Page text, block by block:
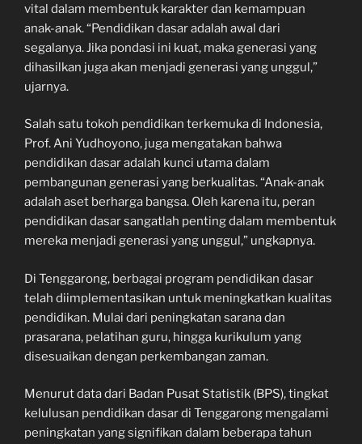
vital dalam membentuk karakter dan kemampuan
anak-anak. “Pendidikan dasar adalah awal dari
segalanya. Jika pondasi ini kuat, maka generasi yang
dihasilkan juga akan menjadi generasi yang unggul,”
ujarnya.
Salah satu tokoh pendidikan terkemuka di Indonesia,
Prof. Ani Yudhoyono, juga mengatakan bahwa
pendidikan dasar adalah kunci utama dalam
pembangunan generasi yang berkualitas. “Anak-anak
adalah aset berharga bangsa. Oleh karena itu, peran
pendidikan dasar sangatlah penting dalam membentuk
mereka menjadi generasi yang unggul,” ungkapnya.
Di Tenggarong, berbagai program pendidikan dasar
telah diimplementasikan untuk meningkatkan kualitas
pendidikan. Mulai dari peningkatan sarana dan
prasarana, pelatihan guru, hingga kurikulum yang
disesuaikan dengan perkembangan zaman.
Menurut data dari Badan Pusat Statistik (BPS), tingkat
kelulusan pendidikan dasar di Tenggarong mengalami
peningkatan yang signifikan dalam beberapa tahun